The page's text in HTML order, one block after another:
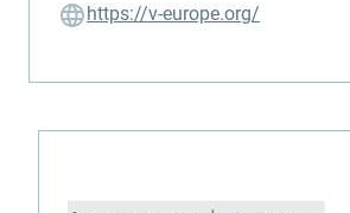
https://v-europe.org/